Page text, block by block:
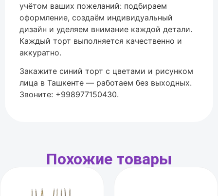
учётом ваших пожеланий: подбираем
оформление, создаём индивидуальный
дизайн и уделяем внимание каждой детали.
Каждый торт выполняется качественно и
аккуратно.
Закажите синий торт с цветами и рисунком
лица в Ташкенте — работаем без выходных.
Звоните: +998977150430.
Похожие товары